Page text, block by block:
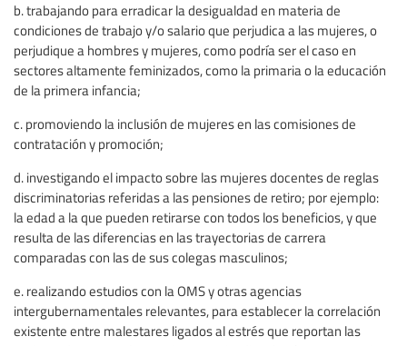
b. trabajando para erradicar la desigualdad en materia de
condiciones de trabajo y/o salario que perjudica a las mujeres, o
perjudique a hombres y mujeres, como podría ser el caso en
sectores altamente feminizados, como la primaria o la educación
de la primera infancia;
c. promoviendo la inclusión de mujeres en las comisiones de
contratación y promoción;
d. investigando el impacto sobre las mujeres docentes de reglas
discriminatorias referidas a las pensiones de retiro; por ejemplo:
la edad a la que pueden retirarse con todos los beneficios, y que
resulta de las diferencias en las trayectorias de carrera
comparadas con las de sus colegas masculinos;
e. realizando estudios con la OMS y otras agencias
intergubernamentales relevantes, para establecer la correlación
existente entre malestares ligados al estrés que reportan las